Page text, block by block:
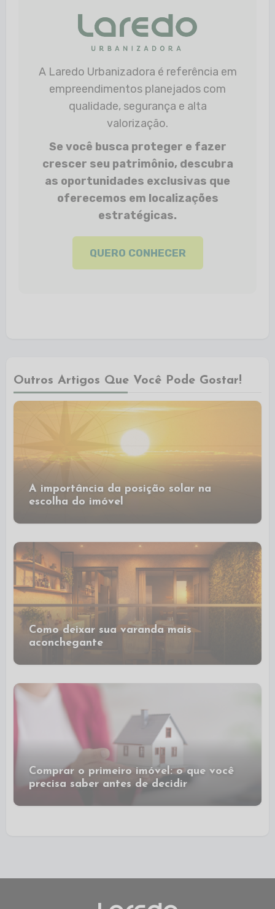
A Laredo Urbanizadora é referência em
empreendimentos planejados com
qualidade, segurança e alta
valorização.
Se você busca proteger e fazer
crescer seu patrimônio, descubra
as oportunidades exclusivas que
oferecemos em localizações
estratégicas.
QUERO CONHECER
Outros Artigos Que Você Pode Gostar!
A importância da posição solar na
escolha do imóvel
Como deixar sua varanda mais
aconchegante
Comprar o primeiro imóvel: o que você
precisa saber antes de decidir